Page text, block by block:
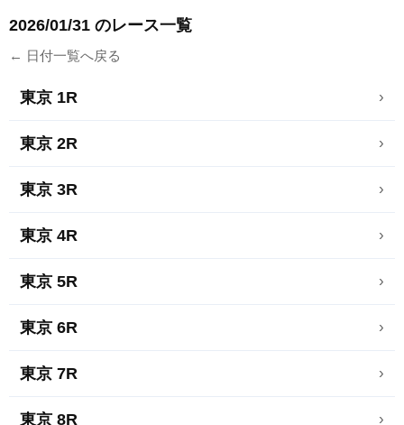
2026/01/31 のレース一覧
← 日付一覧へ戻る
東京 1R ›
東京 2R ›
東京 3R ›
東京 4R ›
東京 5R ›
東京 6R ›
東京 7R ›
東京 8R ›